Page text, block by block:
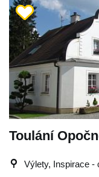
Toulání
Výlety, Inspirace -